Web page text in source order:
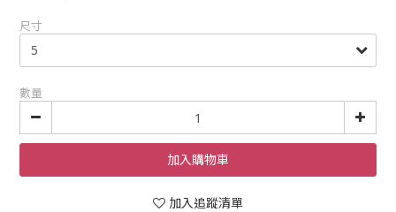
尺寸
數量
加入購物車
加入追蹤清單